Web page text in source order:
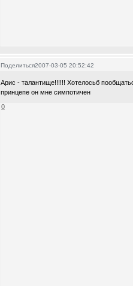
Поделиться2007-03-05 20:52:42
Арис - талантище!!!!!! Хотелосьб
принцепе он мне симпотичен
0